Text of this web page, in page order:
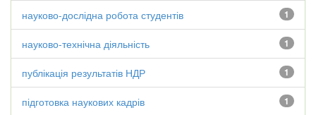
1
науково-дослідна робота студентів
1
науково-технічна діяльність
1
публікація результатів НДР
1
підготовка наукових кадрів